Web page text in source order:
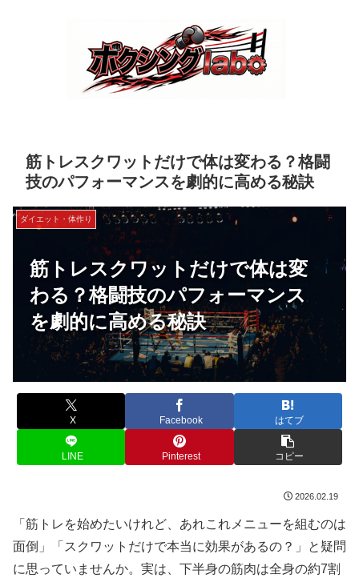
筋トレスクワットだけで体は変わる？格闘
技のパフォーマンスを劇的に高める秘訣
筋トレスクワットだけで体は変
わる？格闘技のパフォーマンス
を劇的に高める秘訣
ダイエット・体作り
X Facebook はてブ
LINE Pinterest コピー
2026.02.19
「筋トレを始めたいけれど、あれこれメニューを組むのは
面倒」「スクワットだけで本当に効果があるの？」と疑問
に思っていませんか。実は、下半身の筋肉は全身の約7割